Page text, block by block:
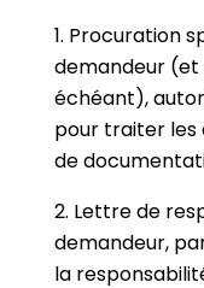
1. Procuration
demandeur (et
échéant),
pour traiter les
de
2. Lettre de
demandeur,
la